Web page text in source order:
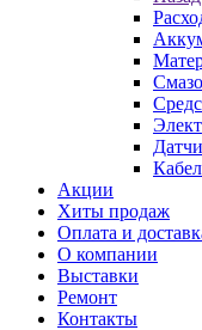
Акции
Хиты продаж
Оплата и
О компании
Выставки
Ремонт
Контакты